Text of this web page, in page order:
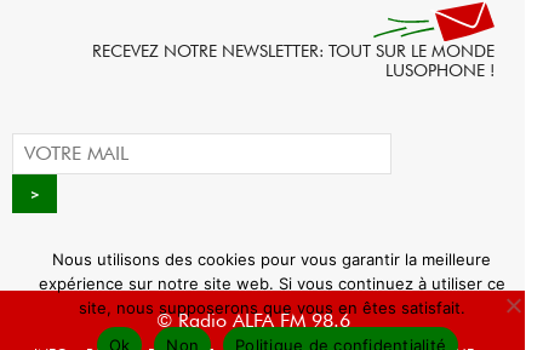
RECEVEZ NOTRE NEWSLETTER: TOUT SUR LE MONDE
LUSOPHONE !
© Radio ALFA FM 98.6
Nous utilisons des cookies pour vous garantir la meilleure
expérience sur notre site web. Si vous continuez à utiliser ce
site, nous supposerons que vous en êtes satisfait.
Ok
Non Politique de confidentialité